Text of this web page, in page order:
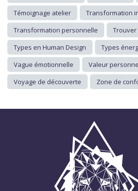
Témoignage atelier
Transformation
Transformation personnelle
Trouver
Types en Human Design
Types
Vague émotionnelle
Valeur
Voyage de découverte
Zone de